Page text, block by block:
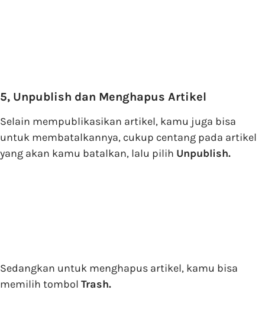
5, Unpublish dan Menghapus Artikel
Selain mempublikasikan artikel, kamu juga bisa
untuk membatalkannya, cukup centang pada artikel
yang akan kamu batalkan, lalu pilih Unpublish.
Sedangkan untuk menghapus artikel, kamu bisa
memilih tombol Trash.